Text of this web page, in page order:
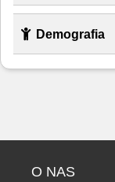
Demografia
O NAS